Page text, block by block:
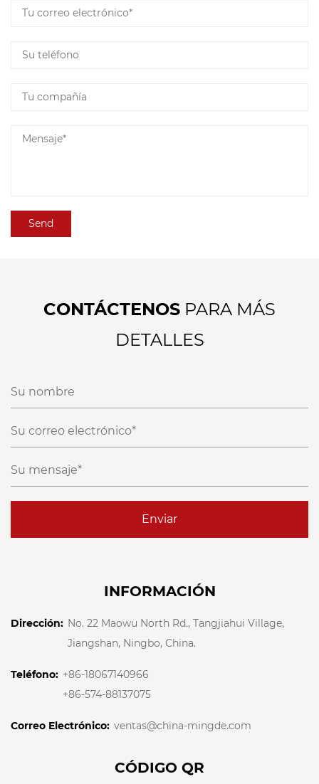
CONTÁCTENOS PARA MÁS
DETALLES
Enviar
INFORMACIÓN
Dirección: No. 22 Maowu North Rd., Tangjiahui Village,
Jiangshan, Ningbo, China.
Teléfono: +86-18067140966
+86-574-88137075
Correo Electrónico: ventas@china-mingde.com
CÓDIGO QR